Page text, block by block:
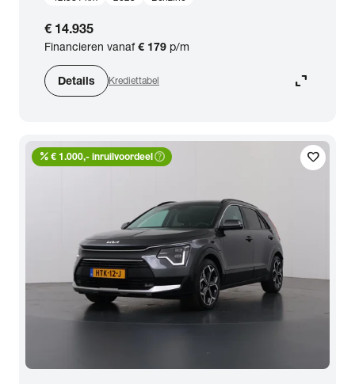
€ 14.935
Financieren vanaf€ 179 p/m
Details Krediettabel expand_content
favorite
percent € 1.000,- inruilvoordeelhelp_outline